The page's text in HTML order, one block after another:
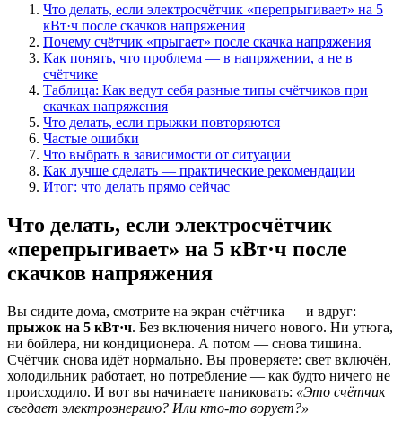
Что делать, если электросчётчик «перепрыгивает» на 5
кВт·ч после скачков напряжения
Почему счётчик «прыгает» после скачка напряжения
Как понять, что проблема — в напряжении, а не в
счётчике
Таблица: Как ведут себя разные типы счётчиков при
скачках напряжения
Что делать, если прыжки повторяются
Частые ошибки
Что выбрать в зависимости от ситуации
Как лучше сделать — практические рекомендации
Итог: что делать прямо сейчас
Что делать, если электросчётчик
«перепрыгивает» на 5 кВт·ч после
скачков напряжения
Вы сидите дома, смотрите на экран счётчика — и вдруг:
прыжок на 5 кВт·ч. Без включения ничего нового. Ни утюга,
ни бойлера, ни кондиционера. А потом — снова тишина.
Счётчик снова идёт нормально. Вы проверяете: свет включён,
холодильник работает, но потребление — как будто ничего не
происходило. И вот вы начинаете паниковать: «Это счётчик
съедает электроэнергию? Или кто-то ворует?»